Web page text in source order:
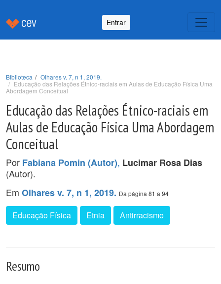
Entrar
Biblioteca
Olhares v. 7, n 1, 2019.
Educação das Relações Étnico-raciais em Aulas de Educação Física Uma
Abordagem Conceitual
Educação das Relações Étnico-raciais em
Aulas de Educação Física Uma Abordagem
Conceitual
Por Fabiana Pomin (Autor), Lucimar Rosa Dias
(Autor).
Em Olhares v. 7, n 1, 2019. Da página 81 a 94
Educação Física Etnia Antirracismo
Resumo